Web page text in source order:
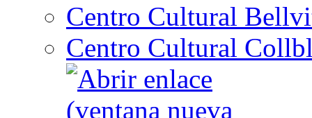
Centro Cultural
Centro Cultural